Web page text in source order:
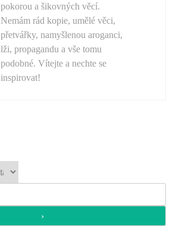
pokorou a šikovných věcí.
Nemám rád kopie, umělé věci,
přetvářky, namyšlenou aroganci,
lži, propagandu a vše tomu
podobné. Vítejte a nechte se
inspirovat!